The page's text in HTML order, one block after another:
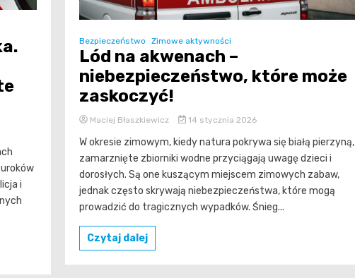
i
Bezpieczeństwo Zimowe aktywności
Lód na akwenach –
niebezpieczeństwo, które może
zaskoczyć!
Maciej Błaszkiewicz 14 stycznia 2026
W okresie zimowym, kiedy natura pokrywa się białą pierzyną,
zamarznięte zbiorniki wodne przyciągają uwagę dzieci i
dorosłych. Są one kuszącym miejscem zimowych zabaw,
jednak często skrywają niebezpieczeństwa, które mogą
prowadzić do tragicznych wypadków. Śnieg...
Czytaj dalej